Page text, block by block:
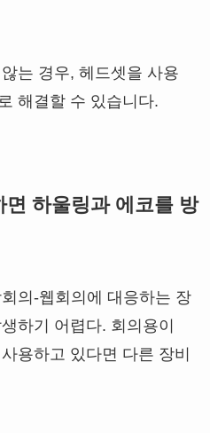
는 경우, 헤드셋을 사용
해결할 수 있습니다.
하울링과 에코를 방
의-웹회의에 대응하는 장
하기 어렵다. 회의용이
용하고 있다면 다른 장비